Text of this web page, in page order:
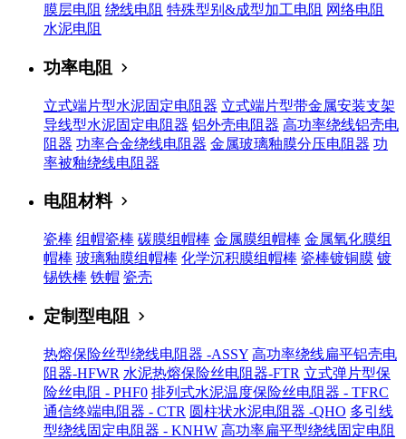
膜层电阻 绕线电阻 特殊型别&成型加工电阻 网络电阻
水泥电阻
功率电阻
立式端片型水泥固定电阻器 立式端片型带金属安装支架
导线型水泥固定电阻器 铝外壳电阻器 高功率绕线铝壳电
阻器 功率合金绕线电阻器 金属玻璃釉膜分压电阻器 功
率被釉绕线电阻器
电阻材料
瓷棒 组帽瓷棒 碳膜组帽棒 金属膜组帽棒 金属氧化膜组
帽棒 玻璃釉膜组帽棒 化学沉积膜组帽棒 瓷棒镀铜膜 镀
锡铁棒 铁帽 瓷壳
定制型电阻
热熔保险丝型绕线电阻器 -ASSY 高功率绕线扁平铝壳电
阻器-HFWR 水泥热熔保险丝电阻器-FTR 立式弹片型保
险丝电阻 - PHF0 排列式水泥温度保险丝电阻器 - TFRC
通信终端电阻器 - CTR 圆柱状水泥电阻器 -QHO 多引线
型绕线固定电阻器 - KNHW 高功率扁平型绕线固定电阻